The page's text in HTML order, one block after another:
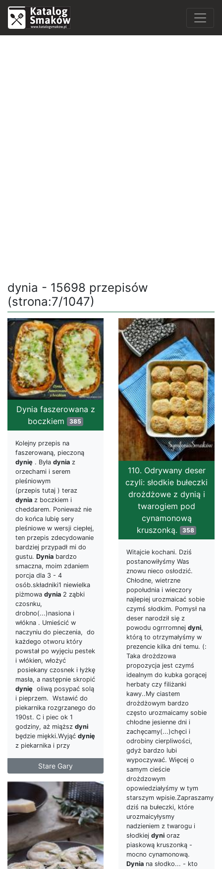
dynia - 15698 przepisów
(strona:7/1047)
Dynia faszerowana z
boczkiem
385
Kolejny przepis na
faszerowaną, pieczoną
dynię . Była dynia z
orzechami i serem
pleśniowym
(przepis tutaj ) teraz
dynia z boczkiem i
cheddarem. Ponieważ nie
do końca lubię sery
pleśniowe w wersji ciepłej,
ten przepis zdecydowanie
bardziej przypadł mi do
gustu. Dynia bardzo
smaczna, moim zdaniem
porcja dla 3 - 4
osób.składniki1 niewielka
piżmowa dynia 2 ząbki
czosnku,
drobno(...)nasiona i
włókna . Umieścić w
naczyniu do pieczenia, do
każdego otworu który
powstał po wyjęciu pestek
i włókien, włożyć
posiekany czosnek i łyżkę
masła, a następnie skropić
dynię oliwą posypać solą
i pieprzem. Wstawić do
piekarnika rozgrzanego do
190st. C i piec ok 1
godziny, aż miąższ dyni
będzie miękki.Wyjąć dynię
z piekarnika i przy
Stare Gary
110. Odrywany deser
czyli: słodkie bułeczki
drożdżowe z dynią i
twarogiem pod
cynamonową
kruszonką.
358
Witajcie kochani. Dziś
postanowiłyśmy Was
znowu nieco osłodzić.
Chłodne, wietrzne
popołudnia i wieczory
najlepiej urozmaicać sobie
czymś słodkim. Pomysł na
deser narodził się z
powodu ogrrromnej dyni,
którą to otrzymałyśmy w
prezencie kilka dni temu. (:
Taka drożdzowa
propozycja jest czymś
idealnym do kubka gorącej
herbaty czy filiżanki
kawy..My ciastem
drożdżowym bardzo
często urozmaicamy sobie
chłodne jesienne dni i
zachęcamy(...)chęci i
odrobiny cierpliwości,
gdyż bardzo lubi
wypoczywać. Więcej o
samym cieście
drożdzowym
opowiedziałyśmy w tym
starszym wpisie.Zapraszamy
dziś na bułeczki, które
urozmaicyłysmy
nadzieniem z twarogu i
słodkiej dyni oraz
piaskową kruszonką -
mocno cynamonową.
Dynia na słodko... - kto